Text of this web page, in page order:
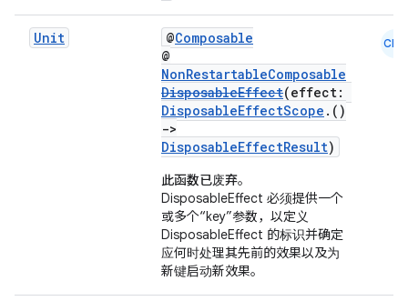
Unit @Composable
@
NonRestartableComposable
DisposableEffect(effect:
DisposableEffectScope .()
->
DisposableEffectResult)
此函数已废弃。
DisposableEffect 必须提供一个
或多个“key”参数，以定义
DisposableEffect 的标识并确定
应何时处理其先前的效果以及为
新键启动新效果。
CMN